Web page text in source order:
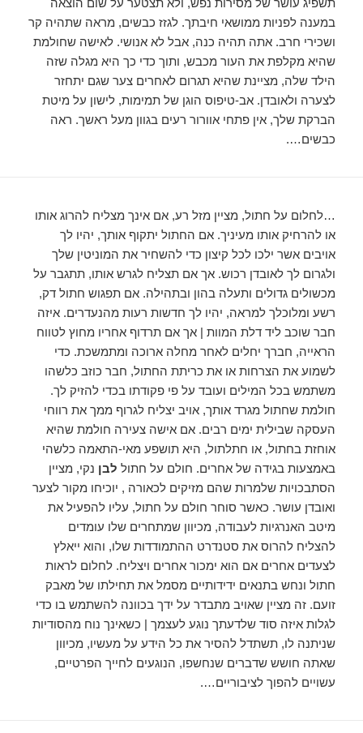
במענה לפניות ממושאי חיבתך. לגזז כבשים, מראה שתהיה קר
ושכירי חרב. אתה תהיה כנה, אבל לא אנושי. לאישה שחולמת
שהיא מקלפת את העור מכבש, ותוך כדי כך היא מגלה שזה
הילד שלה, מציינת שהיא תגרום לאחרים צער שגם יתחזר
לצערה ולאובדן. אב-טיפוס הוגן של תמימות, לישון על מיטת
הברקת שלך, אין פתחי אוורור רעים בגוון מעל ראשך. ראה
כבשים….
…לחלום על חתול, מציין מזל רע, אם אינך מצליח להרוג אותו
או להרחיק אותו מעיניך. אם החתול יתקוף אותך, יהיו לך
אויבים אשר ילכו לכל קיצון כדי להשחיר את המוניטין שלך
ולגרום לך לאובדן רכוש. אך אם תצליח לגרש אותו, תתגבר על
מכשולים גדולים ותעלה בהון ובתהילה. אם תפגוש חתול דק,
רשע ומלוכלך למראה, יהיו לך חדשות רעות מהנעדרים. איזה
חבר שוכב ליד דלת המוות | אך אם תרדוף אחריו מחוץ לטווח
הראייה, חברך יחלים לאחר מחלה ארוכה ומתמשכת. כדי
לשמוע את הצרחות או את כריתת החתול, חבר כוזב כלשהו
משתמש בכל המילים ועובד על פי פקודתו בכדי להזיק לך.
חולמת שחתול מגרד אותך, אויב יצליח לגרוף ממך את רווחי
העסקה שבילית ימים רבים. אם אישה צעירה חולמת שהיא
אוחזת בחתול, או חתלתול, היא תושפע מאי-התאמה כלשהי
באמצעות בגידה של אחרים. חולם על חתול לבן נקי, מציין
הסתבכויות שלמרות שהם מזיקים לכאורה , יוכיחו מקור לצער
ואובדן עושר. כאשר סוחר חולם על חתול, עליו להפעיל את
מיטב האנרגיות לעבודה, מכיוון שמתחרים שלו עומדים
להצליח להרוס את סטנדרט ההתמודדות שלו, והוא ייאלץ
לצעדים אחרים אם הוא ימכור אחרים ויצליח. לחלום לראות
חתול ונחש בתנאים ידידותיים מסמל את תחילתו של מאבק
זועם. זה מציין שאויב מתבדר על ידך בכוונה להשתמש בו כדי
לגלות איזה סוד שלדעתך נוגע לעצמך | כשאינך נוח מהסודיות
שניתנה לו, תשתדל להסיר את כל הידע על מעשיו, מכיוון
שאתה חושש שדברים שנחשפו, הנוגעים לחייך הפרטיים,
עשויים להפוך לציבוריים….